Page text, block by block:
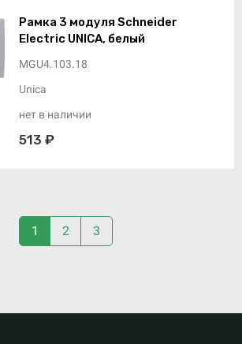
Рамка 3 модуля Schneider
Electric UNICA, белый
MGU4.103.18
Unica
нет в наличии
513 ₽
1 2 3